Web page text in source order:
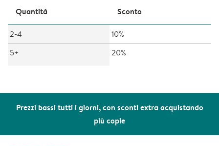
Prezzi bassi tutti i giorni, con sconti extra acquistando
più copie
Quantità Sconto
2-4
10%
5+
20%